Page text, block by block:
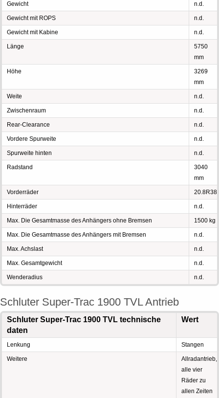
Gewicht n.d.
Gewicht mit ROPS n.d.
Gewicht mit Kabine n.d.
Länge
5750
mm
Höhe
3269
mm
Weite n.d.
Zwischenraum n.d.
Rear-Clearance n.d.
Vordere Spurweite n.d.
Spurweite hinten n.d.
Radstand
3040
mm
Vorderräder 20.8R38
Hinterräder n.d.
Max. Die Gesamtmasse des Anhängers ohne Bremsen 1500 kg
Max. Die Gesamtmasse des Anhängers mit Bremsen n.d.
Max. Achslast n.d.
Max. Gesamtgewicht n.d.
Wenderadius n.d.
Schluter Super-Trac 1900 TVL Antrieb
Schluter Super-Trac 1900 TVL technische
daten
Wert
Lenkung Stangen
Weitere
Allradantrieb,
alle vier
Räder zu
allen Zeiten